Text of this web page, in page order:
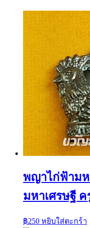
พญาไก่ฟ้ามห
มหาเศรษฐี
฿250 หยิบใส่ตะกร้า